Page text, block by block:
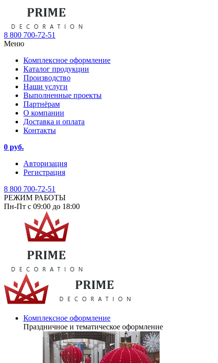
8 800 700-72-51
Меню
Комплексное оформление
Каталог продукции
Производство
Наши услуги
Выполненные проекты
Партнёрам
О компании
Доставка и оплата
Контакты
0 руб.
Авторизация
Регистрация
8 800 700-72-51
РЕЖИМ РАБОТЫ
Пн-Пт с 09:00 до 18:00
Комплексное оформление
Праздничное и тематическое оформление